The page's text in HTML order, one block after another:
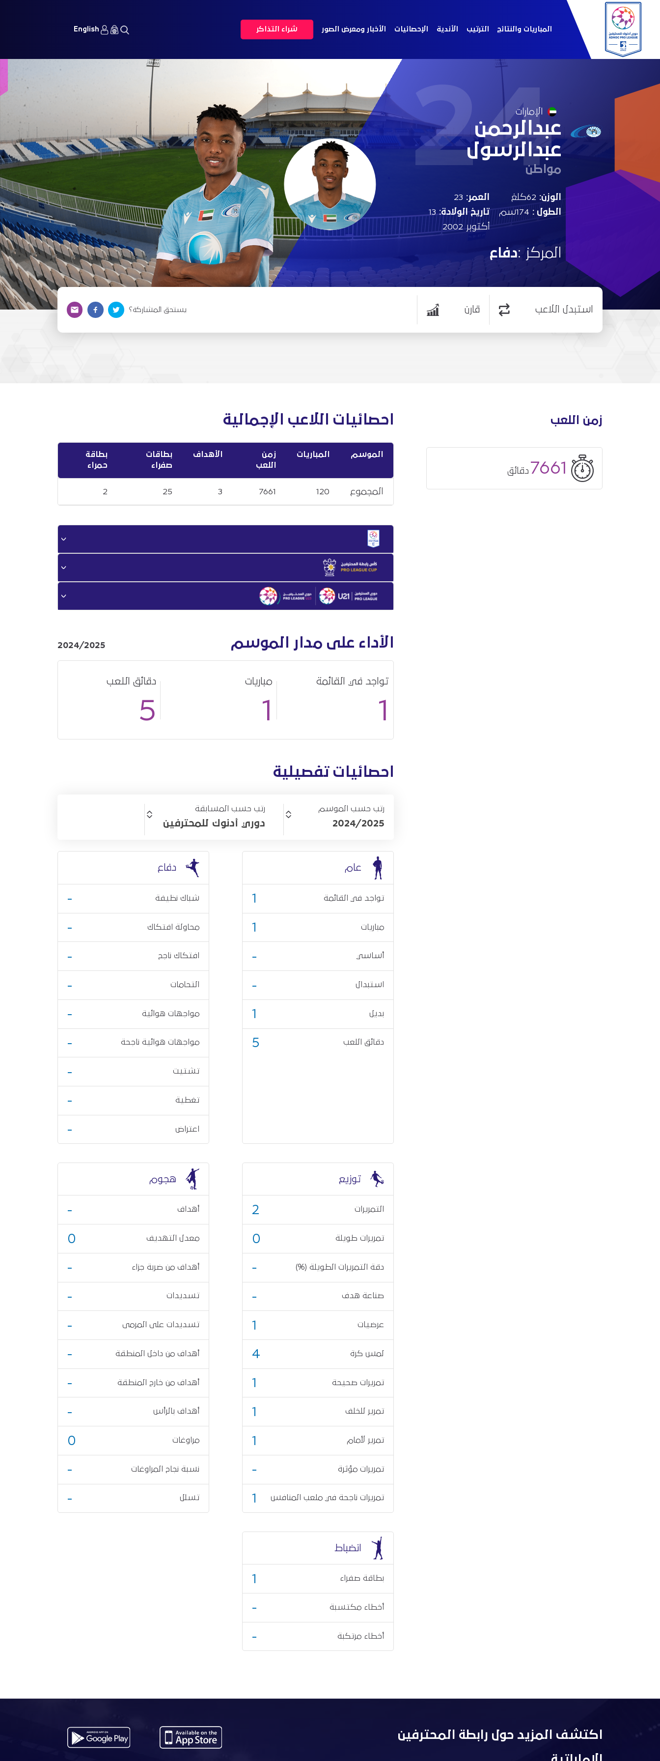
المباريات والنتائج الترتيب الأندية الإحصائيات الأخبار ومعرض الصور شراء التذاكر English
24
الإمارات
عبدالرحمن
عبدالرسول
مواطن
الوزن:
الطول :
العمر:
تاريخ الولادة: 13
أكتوبر 2002
المركز :دفاع
استبدل اللاعب قارن يستحق المشاركة؟
زمن اللعب
7661 دقائق
احصائيات اللاعب الإجمالية
الموسم المباريات
زمن
اللعب
الأهداف
بطاقات
صفراء
بطاقة
حمراء
المجموع 120
7661
3
25
2
الأداء على مدار الموسم 2024/2025
تواجد في القائمة
1
مباريات
1
دقائق اللعب
5
احصائيات تفصيلية
رتب حسب الموسم
2024/2025
رتب حسب المسابقة
دوري أدنوك للمحترفين
عام
تواجد في القائمة 1
مباريات 1
أساسي -
استبدال -
بديل 1
دقائق اللعب 5
دفاع
شباك نظيفة -
محاولة افتكاك -
افتكاك ناجح -
التحامات -
مواجهات هوائية -
مواجهات هوائية ناجحة -
تشتيت -
تغطية -
اعتراض -
توزيع
التمريرات 2
تمريرات طويلة 0
دقة التمريرات الطويلة (%) -
صناعة هدف -
عرضيات 1
لمس كرة 4
تمريرات صحيحة 1
تمرير للخلف 1
تمرير لأمام 1
تمريرات مؤثرة -
تمريرات ناجحة في ملعب المنافس 1
هجوم
أهداف -
معدل التهديف 0
أهداف من ضربة جزاء -
تسديدات -
تسديدات على المرمى -
أهداف من داخل المنطقة -
أهداف من خارج المنطقة -
أهداف بالرأس -
مراوغات 0
نسبة نجاح المراوغات -
تسلل -
انضباط
بطاقة صفراء 1
أخطاء مكتسبة -
أخطاء مرتكبة -
اكتشف المزيد حول رابطة المحترفين